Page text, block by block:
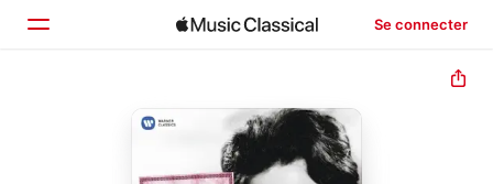
Se connecter